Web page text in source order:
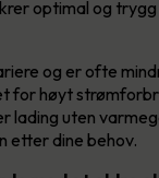
optimal og
og er ofte
for høyt
lading uten
etter dine behov.